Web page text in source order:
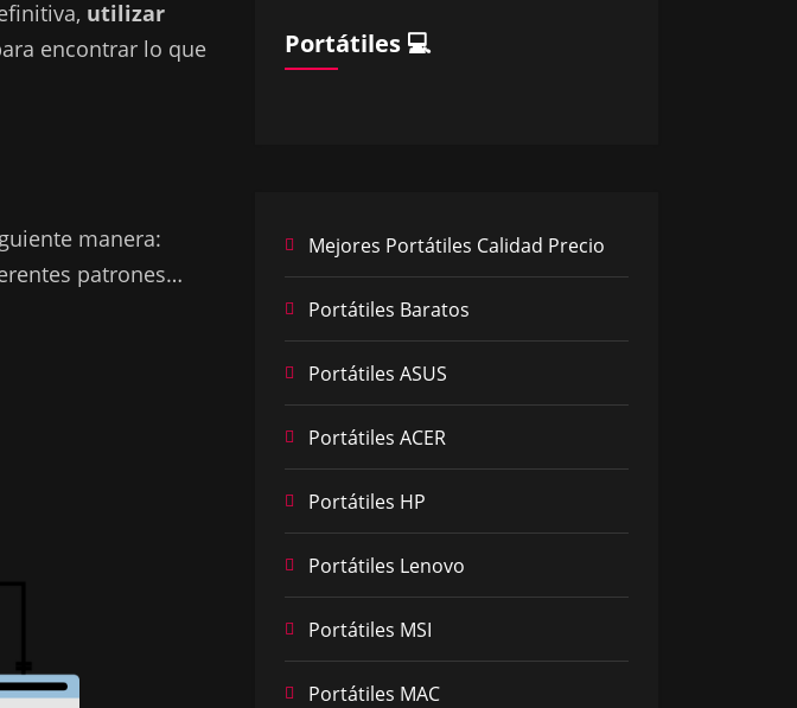
utilizar
encontrar lo que
manera:
patrones…
Portátiles 💻
Mejores Portátiles Calidad Precio
Portátiles Baratos
Portátiles ASUS
Portátiles ACER
Portátiles HP
Portátiles Lenovo
Portátiles MSI
Portátiles MAC